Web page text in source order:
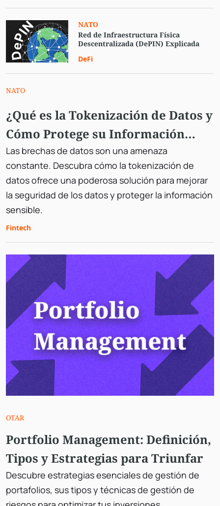
NATO
Red de Infraestructura Física
Descentralizada (DePIN) Explicada
DeFi
NATO
¿Qué es la Tokenización de Datos y
Cómo Protege su Información
Sensible?
Las brechas de datos son una amenaza
constante. Descubra cómo la tokenización de
datos ofrece una poderosa solución para mejorar
la seguridad de los datos y proteger la información
sensible.
Fintech
OTAR
Portfolio Management: Definición,
Tipos y Estrategias para Triunfar
Descubre estrategias esenciales de gestión de
portafolios, sus tipos y técnicas de gestión de